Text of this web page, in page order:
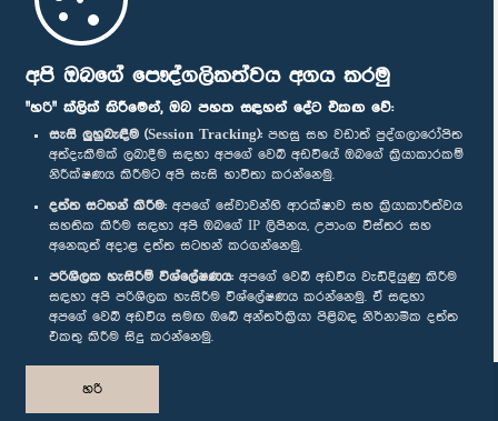
අපි ඔබගේ පෞද්ගලිකත්වය අගය කරමු
"හරි" ක්ලික් කිරීමෙන්, ඔබ පහත සඳහන් දේට එකඟ වේ:
සැසි ලුහුබැඳීම (Session Tracking): පහසු සහ වඩාත් පුද්ගලාරෝපිත
අත්දැකීමක් ලබාදීම සඳහා අපගේ වෙබ් අඩවියේ ඔබගේ ක්‍රියාකාරකම්
නිරීක්ෂණය කිරීමට අපි සැසි භාවිතා කරන්නෙමු.
දත්ත සටහන් කිරීම: අපගේ සේවාවන්හි ආරක්ෂාව සහ ක්‍රියාකාරීත්වය
සහතික කිරීම සඳහා අපි ඔබගේ IP ලිපිනය, උපාංග විස්තර සහ
අනෙකුත් අදාළ දත්ත සටහන් කරගන්නෙමු.
පරිශීලක හැසිරීම් විශ්ලේෂණය: අපගේ වෙබ් අඩවිය වැඩිදියුණු කිරීම
සඳහා අපි පරිශීලක හැසිරීම විශ්ලේෂණය කරන්නෙමු. ඒ සඳහා
අපගේ වෙබ් අඩවිය සමඟ ඔබේ අන්තර්ක්‍රියා පිළිබඳ නිර්නාමික දත්ත
එකතු කිරීම සිදු කරන්නෙමු.
හරි
පාර්ලිමේන්තු ජංගම යෙදුම
අප හා සම්බන්ධ වී සිටින්න :
සම්මාන
පෞද්ගලිකත්ව ප්‍රතිපත්තිය